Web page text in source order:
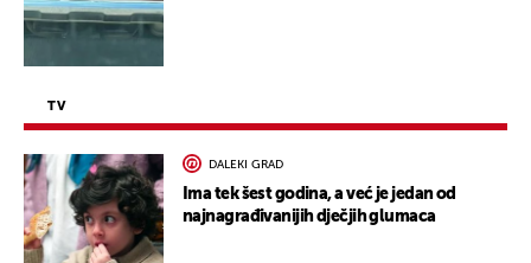
TV
DALEKI GRAD
Ima tek šest godina, a već je jedan od
najnagrađivanijih dječjih glumaca